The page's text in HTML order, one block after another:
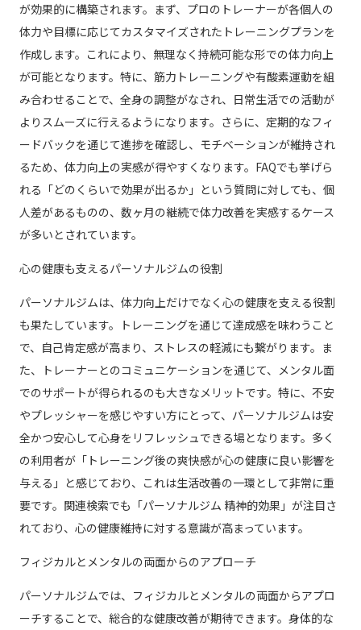
が効果的に構築されます。まず、プロのトレーナーが各個人の
体力や目標に応じてカスタマイズされたトレーニングプランを
作成します。これにより、無理なく持続可能な形での体力向上
が可能となります。特に、筋力トレーニングや有酸素運動を組
み合わせることで、全身の調整がなされ、日常生活での活動が
よりスムーズに行えるようになります。さらに、定期的なフィ
ードバックを通じて進捗を確認し、モチベーションが維持され
るため、体力向上の実感が得やすくなります。FAQでも挙げら
れる「どのくらいで効果が出るか」という質問に対しても、個
人差があるものの、数ヶ月の継続で体力改善を実感するケース
が多いとされています。
心の健康も支えるパーソナルジムの役割
パーソナルジムは、体力向上だけでなく心の健康を支える役割
も果たしています。トレーニングを通じて達成感を味わうこと
で、自己肯定感が高まり、ストレスの軽減にも繋がります。ま
た、トレーナーとのコミュニケーションを通じて、メンタル面
でのサポートが得られるのも大きなメリットです。特に、不安
やプレッシャーを感じやすい方にとって、パーソナルジムは安
全かつ安心して心身をリフレッシュできる場となります。多く
の利用者が「トレーニング後の爽快感が心の健康に良い影響を
与える」と感じており、これは生活改善の一環として非常に重
要です。関連検索でも「パーソナルジム 精神的効果」が注目さ
れており、心の健康維持に対する意識が高まっています。
フィジカルとメンタルの両面からのアプローチ
パーソナルジムでは、フィジカルとメンタルの両面からアプロ
ーチすることで、総合的な健康改善が期待できます。身体的な